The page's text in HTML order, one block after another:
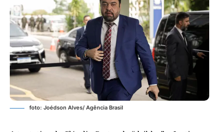
foto: Joédson Alves/ Agência Brasil